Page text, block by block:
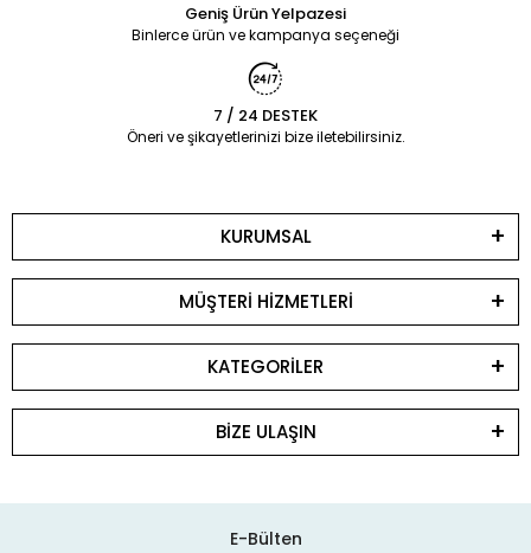
Geniş Ürün Yelpazesi
Binlerce ürün ve kampanya seçeneği
7 / 24 DESTEK
Öneri ve şikayetlerinizi bize iletebilirsiniz.
KURUMSAL
MÜŞTERİ HİZMETLERİ
KATEGORİLER
BİZE ULAŞIN
E-Bülten